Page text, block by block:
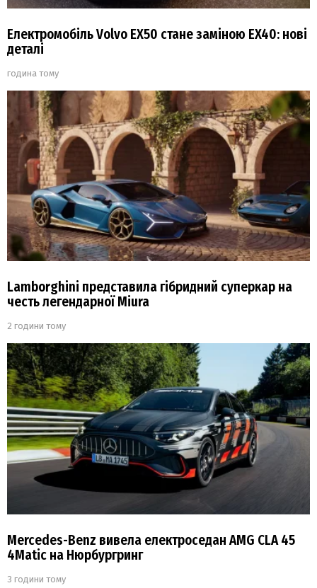
Електромобіль Volvo EX50 стане заміною EX40: нові
деталі
година тому
Lamborghini представила гібридний суперкар на
честь легендарної Miura
2 години тому
Mercedes-Benz вивела електроседан AMG CLA 45
4Matic на Нюрбургринг
3 години тому